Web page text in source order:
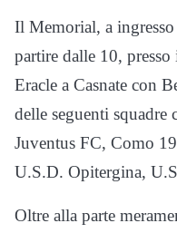
Il Memorial, a
partire dalle 10,
Eracle a Casnate con
delle seguenti
Juventus FC, Como
U.S.D. Opitergina,
Oltre alla parte